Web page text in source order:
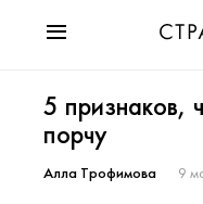
Мода
Звезды
Гороскопы
5 признаков,
порчу
Алла Трофимова 9